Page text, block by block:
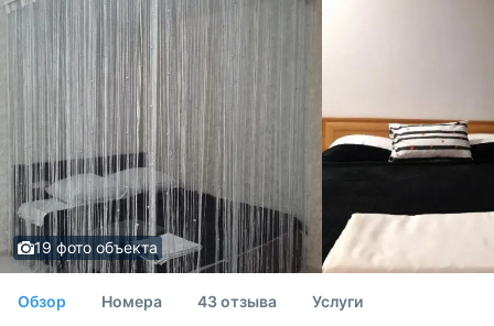
19 фото объекта
Обзор Номера 43 отзыва Услуги